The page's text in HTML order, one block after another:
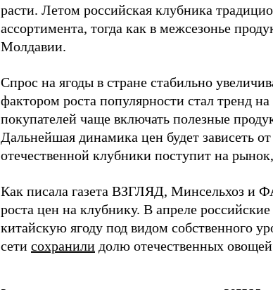
расти. Летом российская клубника
ассортимента, тогда как в межсезонье
Молдавии.
Спрос на ягоды в стране стабильно
фактором роста популярности стал тренд
покупателей чаще включать полезные
Дальнейшая динамика цен будет зависеть
отечественной клубники поступит на
Как писала газета ВЗГЛЯД, Минсельхоз и
роста цен на клубнику. В апреле
китайскую ягоду под видом собственного
сети сохранили долю отечественных